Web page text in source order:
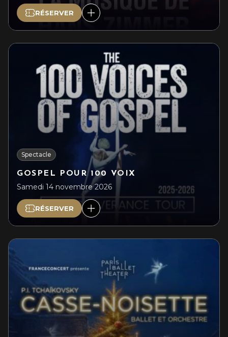
RÉSERVER
Spectacle
GOSPEL POUR 100 VOIX
Samedi 14 novembre 2026
RÉSERVER